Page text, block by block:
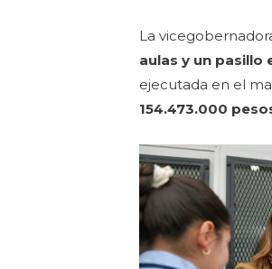
La
aulas y un pasillo
ejecutada en el
154.473.000